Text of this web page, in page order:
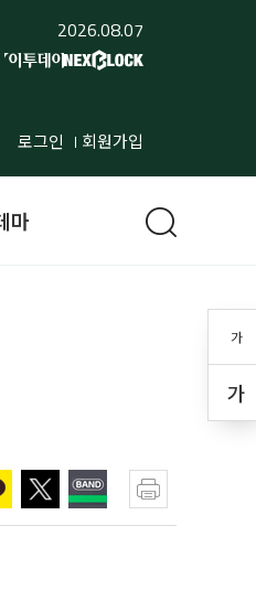
2026.08.07
로그인 회원가입
가
가
마